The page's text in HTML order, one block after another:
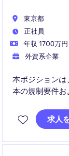
東京都
正社員
年収 1700万
外資系企業
本ポジション
本の規制要件お
申請における
求人